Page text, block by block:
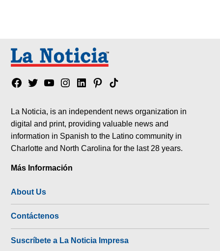
Facebook
TwitterYouTubeInstagram
LinkedinPinterest
Tik
La Noticia, is an independent news organization in
digital and print, providing valuable news and
information in Spanish to the Latino community in
Charlotte and North Carolina for the last 28 years.
Más Información
About Us
Contáctenos
Suscríbete a La Noticia Impresa